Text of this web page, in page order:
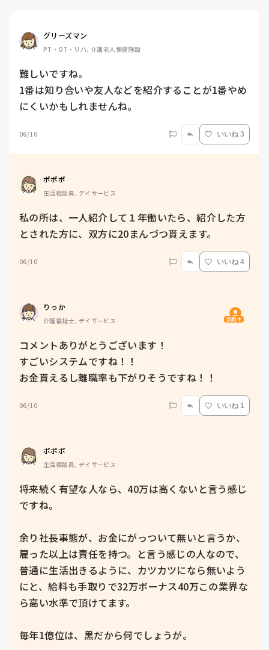
グリーズマン
PT・OT・リハ, 介護老人保健施設
難しいですね。
1番は知り合いや友人などを紹介することが1番やめ
にくいかもしれませんね。
06/10 いいね 3
ポポポ
生活相談員, デイサービス
私の所は、一人紹介して１年働いたら、紹介した方
とされた方に、双方に20まんづつ貰えます。
06/10 いいね 4
りっか
介護福祉士, デイサービス 質問主
コメントありがとうございます！
すごいシステムですね！！
お金貰えるし離職率も下がりそうですね！！
06/10 いいね 1
ポポポ
生活相談員, デイサービス
将来続く有望な人なら、40万は高くないと言う感じ
ですね。
余り社長事態が、お金にがっついて無いと言うか、
雇った以上は責任を持つ。と言う感じの人なので、
普通に生活出きるように、カツカツになら無いよう
にと、給料も手取りで32万ボーナス40万この業界な
ら高い水準で頂けてます。
毎年1億位は、黒だから何でしょうが。